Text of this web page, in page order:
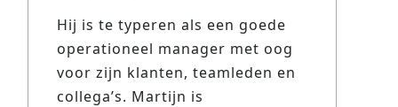
Hij is te typeren als een goede
operationeel manager met oog
voor zijn klanten, teamleden en
collega’s. Martijn is